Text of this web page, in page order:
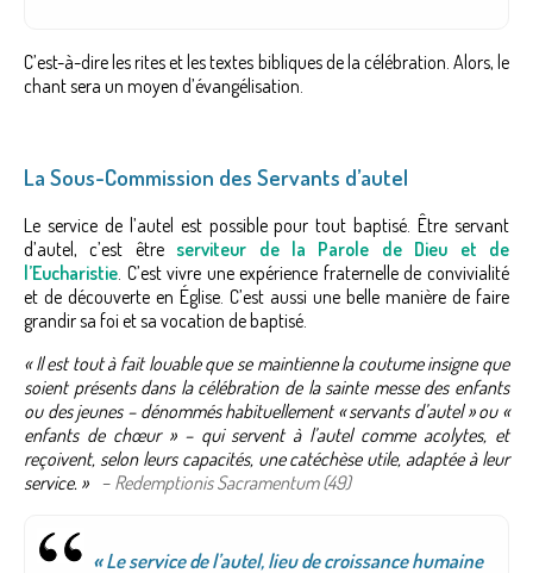
C’est-à-dire les rites et les textes bibliques de la célébration. Alors, le
chant sera un moyen d’évangélisation.
La Sous-Commission des Servants d’autel
Le service de l’autel est possible pour tout baptisé. Être servant
d’autel, c’est être serviteur de la Parole de Dieu et de
l’Eucharistie. C’est vivre une expérience fraternelle de convivialité
et de découverte en Église. C’est aussi une belle manière de faire
grandir sa foi et sa vocation de baptisé.
« Il est tout à fait louable que se maintienne la coutume insigne que
soient présents dans la célébration de la sainte messe des enfants
ou des jeunes – dénommés habituellement « servants d’autel » ou «
enfants de chœur » – qui servent à l’autel comme acolytes, et
reçoivent, selon leurs capacités, une catéchèse utile, adaptée à leur
service. » – Redemptionis Sacramentum (49)
« Le service de l’autel, lieu de croissance humaine